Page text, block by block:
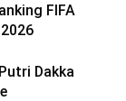
FIFA
Dakka